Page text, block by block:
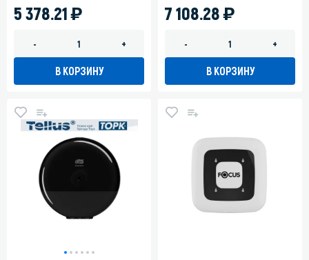
5 378.21)
- +
В КОРЗИНУ
7 108.28)
- +
В КОРЗИНУ